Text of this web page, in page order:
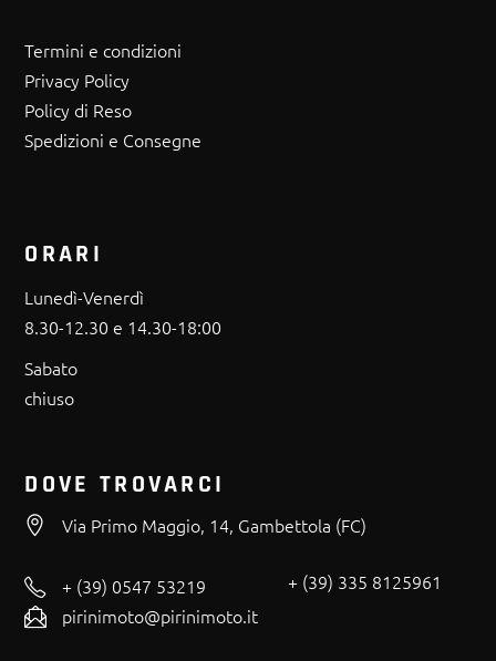
Termini e condizioni
Privacy Policy
Policy di Reso
Spedizioni e Consegne
ORARI
Lunedì-Venerdì
8.30-12.30 e 14.30-18:00
Sabato
chiuso
DOVE TROVARCI
Via Primo Maggio, 14, Gambettola (FC)
+ (39) 0547 53219
+ (39) 335 8125961
pirinimoto@pirinimoto.it